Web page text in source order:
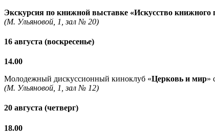
Экскурсия по книжной выставке «Искусство книжного
(М. Ульяновой, 1, зал № 20)
16 августа (воскресенье)
14.00
Молодежный дискуссионный киноклуб «Церковь и мир»
(М. Ульяновой, 1, зал № 12)
20 августа (четверг)
18.00